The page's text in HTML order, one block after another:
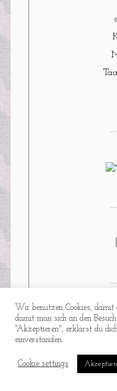
Wir benutzen Cookies,
damit man sich an den
"Akzeptieren", erklärst du
einverstanden.
Cookie settings